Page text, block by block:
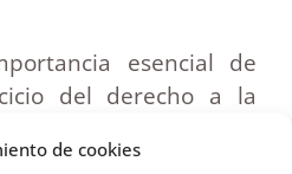
de cookies
esencial de
del derecho a la
desconocer las
y flexibilidad de